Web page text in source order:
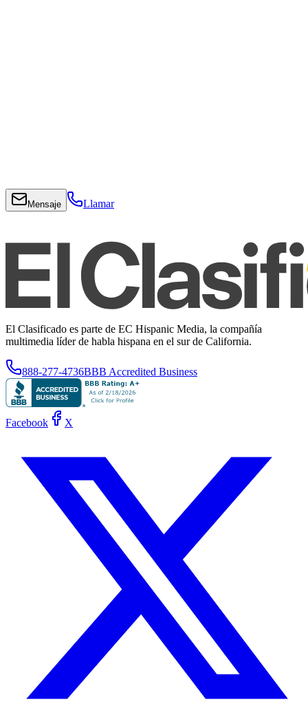
Mensaje Llamar
El Clasificado es parte de EC Hispanic Media, la compañía
multimedia líder de habla hispana en el sur de California.
888-277-4736BBB Accredited Business
Facebook X